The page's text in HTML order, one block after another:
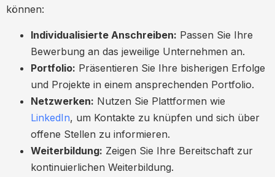
können:
Individualisierte Anschreiben: Passen Sie Ihre
Bewerbung an das jeweilige Unternehmen an.
Portfolio: Präsentieren Sie Ihre bisherigen Erfolge
und Projekte in einem ansprechenden Portfolio.
Netzwerken: Nutzen Sie Plattformen wie
LinkedIn, um Kontakte zu knüpfen und sich über
offene Stellen zu informieren.
Weiterbildung: Zeigen Sie Ihre Bereitschaft zur
kontinuierlichen Weiterbildung.